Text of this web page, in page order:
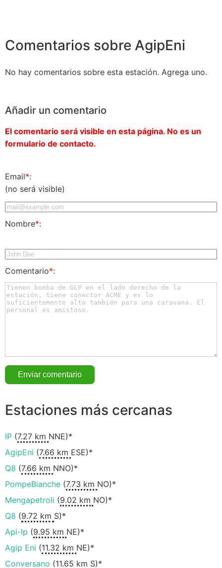
Comentarios sobre AgipEni
No hay comentarios sobre esta estación. Agrega uno.
Añadir un comentario
El comentario será visible en esta página. No es un
formulario de contacto.
Email*:
(no será visible)
Nombre*:
Comentario*:
Estaciones más cercanas
IP (7.27 km NNE)*
AgipEni (7.66 km ESE)*
Q8 (7.66 km NNO)*
PompeBianche (7.73 km NO)*
Mengapetroli (9.02 km NO)*
Q8 (9.72 km S)*
Api-Ip (9.95 km NE)*
Agip Eni (11.32 km NE)*
Conversano (11.65 km S)*